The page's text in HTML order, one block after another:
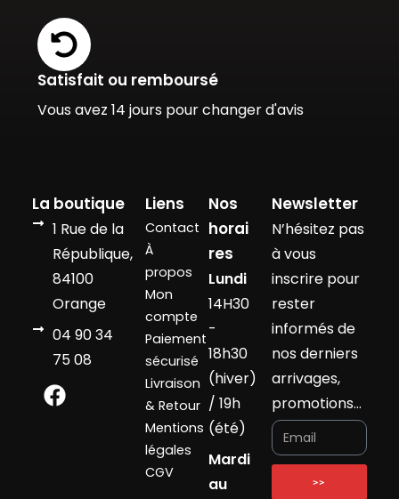
Satisfait ou remboursé
Vous avez 14 jours pour changer d'avis
La boutique
1 Rue de la
République,
84100
Orange
04 90 34
75 08
Liens
Contact
À
propos
Mon
compte
Paiement
sécurisé
Livraison
& Retour
Mentions
légales
CGV
Nos
horai
res
Lundi
14H30
-
18h30
(hiver)
/ 19h
(été)
Mardi
au
Newsletter
N’hésitez pas
à vous
inscrire pour
rester
informés de
nos derniers
arrivages,
promotions…
>>